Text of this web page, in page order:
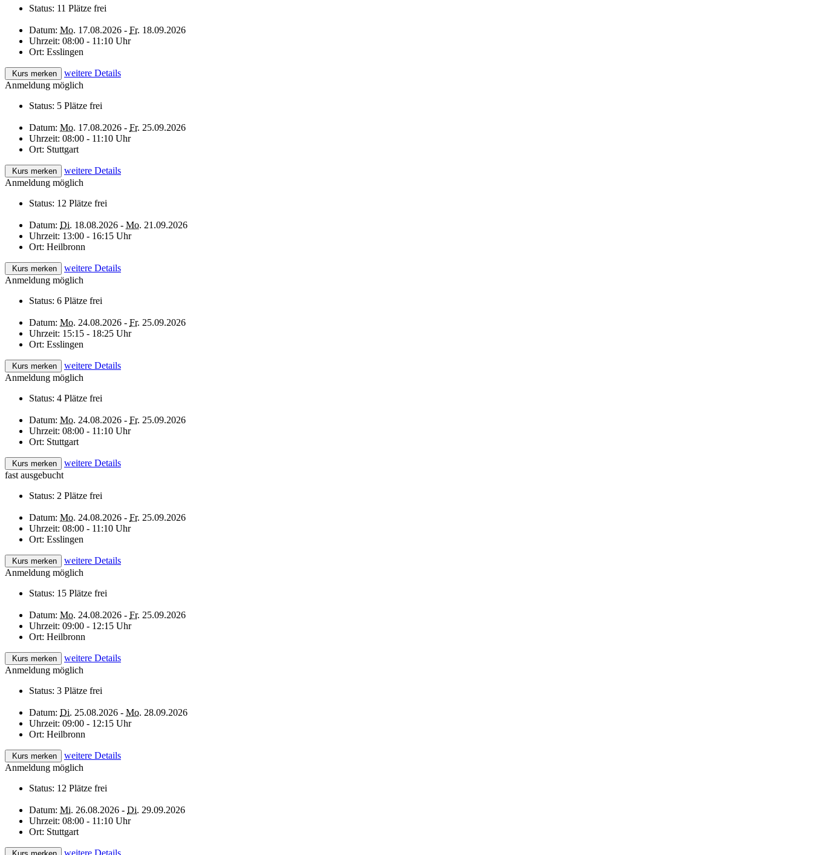
Status: 11 Plätze frei
Datum: Mo. 17.08.2026 - Fr. 18.09.2026
Uhrzeit: 08:00 - 11:10 Uhr
Ort: Esslingen
Kurs merken
weitere Details
Anmeldung möglich
Status: 5 Plätze frei
Datum: Mo. 17.08.2026 - Fr. 25.09.2026
Uhrzeit: 08:00 - 11:10 Uhr
Ort: Stuttgart
Kurs merken
weitere Details
Anmeldung möglich
Status: 12 Plätze frei
Datum: Di. 18.08.2026 - Mo. 21.09.2026
Uhrzeit: 13:00 - 16:15 Uhr
Ort: Heilbronn
Kurs merken
weitere Details
Anmeldung möglich
Status: 6 Plätze frei
Datum: Mo. 24.08.2026 - Fr. 25.09.2026
Uhrzeit: 15:15 - 18:25 Uhr
Ort: Esslingen
Kurs merken
weitere Details
Anmeldung möglich
Status: 4 Plätze frei
Datum: Mo. 24.08.2026 - Fr. 25.09.2026
Uhrzeit: 08:00 - 11:10 Uhr
Ort: Stuttgart
Kurs merken
weitere Details
fast ausgebucht
Status: 2 Plätze frei
Datum: Mo. 24.08.2026 - Fr. 25.09.2026
Uhrzeit: 08:00 - 11:10 Uhr
Ort: Esslingen
Kurs merken
weitere Details
Anmeldung möglich
Status: 15 Plätze frei
Datum: Mo. 24.08.2026 - Fr. 25.09.2026
Uhrzeit: 09:00 - 12:15 Uhr
Ort: Heilbronn
Kurs merken
weitere Details
Anmeldung möglich
Status: 3 Plätze frei
Datum: Di. 25.08.2026 - Mo. 28.09.2026
Uhrzeit: 09:00 - 12:15 Uhr
Ort: Heilbronn
Kurs merken
weitere Details
Anmeldung möglich
Status: 12 Plätze frei
Datum: Mi. 26.08.2026 - Di. 29.09.2026
Uhrzeit: 08:00 - 11:10 Uhr
Ort: Stuttgart